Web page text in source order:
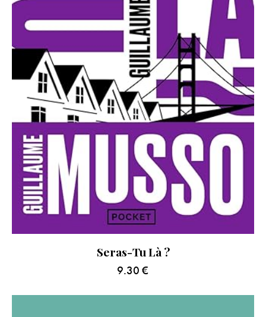
Seras-Tu Là ?
9.30 €